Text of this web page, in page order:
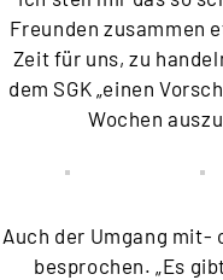
Freunden zusammen
Zeit für uns, zu
dem SGK „einen
Wochen
Auch der Umgang mit-
besprochen. „Es